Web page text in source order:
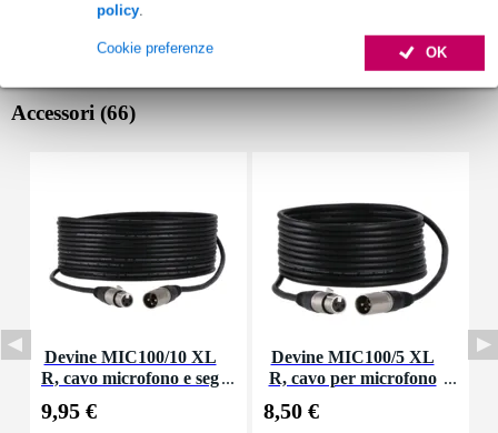
policy.
OK
Cookie preferenze
Accessori (66)
Devine MIC100/10 XL
R, cavo microfono e seg
9,95 €
Devine MIC100/5 XL
R, cavo per microfono
8,50 €